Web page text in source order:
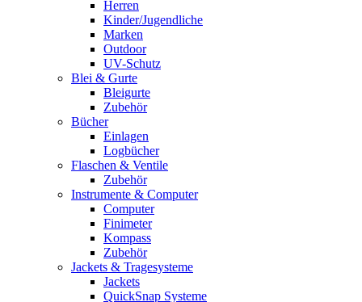
Herren
Kinder/Jugendliche
Marken
Outdoor
UV-Schutz
Blei & Gurte
Bleigurte
Zubehör
Bücher
Einlagen
Logbücher
Flaschen & Ventile
Zubehör
Instrumente & Computer
Computer
Finimeter
Kompass
Zubehör
Jackets & Tragesysteme
Jackets
QuickSnap Systeme